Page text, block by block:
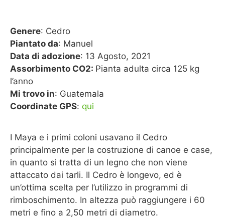
Genere: Cedro
Piantato da: Manuel
Data di adozione: 13 Agosto, 2021
Assorbimento CO2: Pianta adulta circa 125 kg
l’anno
Mi trovo in: Guatemala
Coordinate GPS: qui
I Maya e i primi coloni usavano il Cedro
principalmente per la costruzione di canoe e case,
in quanto si tratta di un legno che non viene
attaccato dai tarli. Il Cedro è longevo, ed è
un’ottima scelta per l’utilizzo in programmi di
rimboschimento. In altezza può raggiungere i 60
metri e fino a 2,50 metri di diametro.